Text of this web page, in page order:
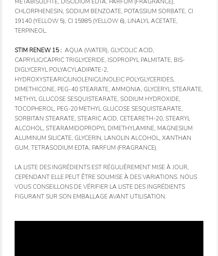
METABISULFITE, DISODIUM EDTA, PARFUM (FRAGRANCE),
CHLORPHENESIN, SODIUM BENZOATE, POTASSIUM SORBATE, CI
19140 (YELLOW 5), CI 15985 (YELLOW 6), LINALYL ACETATE,
TERPINEOL.
STIM RENEW 15 : AQUA (WATER), GLYCOLIC ACID,
CAPRYLIC/CAPRIC TRIGLYCERIDE, ISOPROPYL PALMITATE, BIS-
DIGLYCERYL POLYACYLADIPATE-2,
HYDROXYSTEARIC/LINOLENIC/LINOLEIC POLYGLYCERIDES,
DIMETHICONE, PEG-40 STEARATE, AMMONIA, GLYCERYL STEARATE,
METHYL GLUCOSE SESQUISTEARATE, SODIUM HYDROXIDE,
TOCOPHEROL, PEG-20 METHYL GLUCOSE SESQUISTEARATE,
SORBITAN STEARATE, STEARIC ACID, CETEARETH-20, STEARYL
ALCOHOL, STEARAMIDOPROPYL DIMETHYLAMINE, MAGNESIUM
ALUMINUM SILICATE, GLYCERIN, LANOLIN ALCOHOL, XANTHAN
GUM, TETRASODIUM EDTA, PARFUM (FRAGRANCE).
LA LISTE DES INGRÉDIENTS EST RÉGULIÈREMENT MISE À JOUR,
CEPENDANT ELLE PEUT ÊTRE SOUMISE À DES VARIATIONS. NOUS
VOUS CONSEILLONS DE VÉRIFIER LA LISTE DES INGRÉDIENTS
FIGURANT SUR SON EMBALLAGE AVANT UTILISATION.